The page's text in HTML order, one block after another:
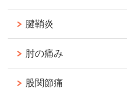
腱鞘炎
肘の痛み
股関節痛